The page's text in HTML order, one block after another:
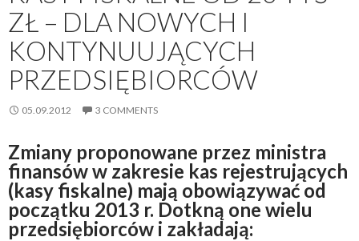
ZŁ – DLA NOWYCH I
KONTYNUUJĄCYCH
PRZEDSIĘBIORCÓW
05.09.2012 3 COMMENTS
Zmiany proponowane przez ministra
finansów w zakresie kas rejestrujących
(kasy fiskalne) mają obowiązywać od
początku 2013 r. Dotkną one wielu
przedsiębiorców i zakładają: